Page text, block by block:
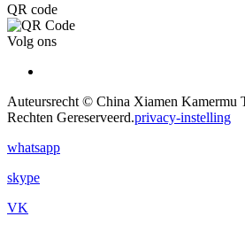
QR code
Volg ons
Auteursrecht © China Xiamen
Rechten Gereserveerd.privacy-instelling
whatsapp
skype
VK